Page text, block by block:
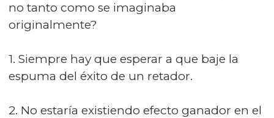
no tanto como se imaginaba
originalmente?
1. Siempre hay que esperar a que baje la
espuma del éxito de un retador.
2. No estaría existiendo efecto ganador en el